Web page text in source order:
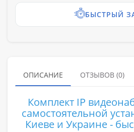
БЫСТРЫЙ
ОПИСАНИЕ ОТЗЫВОВ (0)
Комплект IP
самостоятельной
Киеве и Украине -